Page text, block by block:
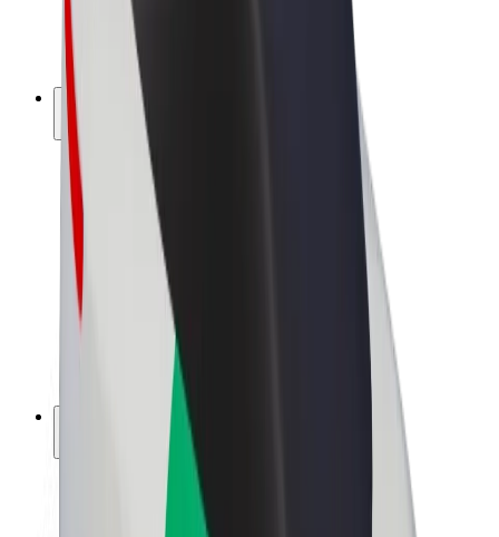
Elcykler
Bolt Plus
Tjen penge med Bolt
Chauffører
Chaufførindtjening
Leveringspersoner
Kurerindtjening
Bolt Mad partnere